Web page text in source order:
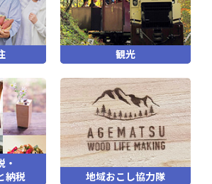
観光
・
納税
地域おこし協力隊